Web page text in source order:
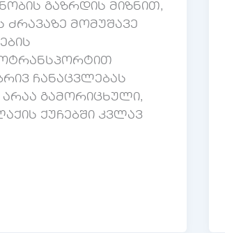
გაზრდის მიზნით,
ძრავაზე მომუშავე
ჩანაცვლებას
არაა გამორიცხული,
ქუჩებში კვლავ